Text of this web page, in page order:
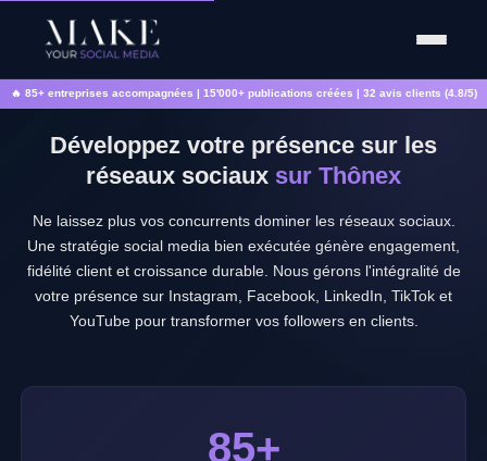
🔥 85+ entreprises accompagnées | 15'000+ publications créées | 32 avis clients (4.8/5)
Développez votre présence sur les
réseaux sociaux sur Thônex
Ne laissez plus vos concurrents dominer les réseaux sociaux.
Une stratégie social media bien exécutée génère engagement,
fidélité client et croissance durable. Nous gérons l'intégralité de
votre présence sur Instagram, Facebook, LinkedIn, TikTok et
YouTube pour transformer vos followers en clients.
85+